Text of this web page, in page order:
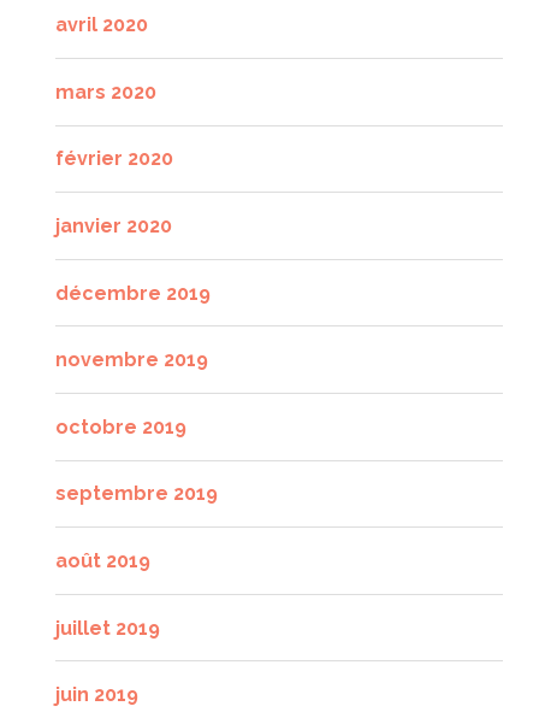
avril 2020
mars 2020
février 2020
janvier 2020
décembre 2019
novembre 2019
octobre 2019
septembre 2019
août 2019
juillet 2019
juin 2019